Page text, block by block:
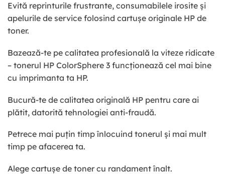
Evită reprinturile frustrante, consumabilele irosite și
apelurile de service folosind cartușe originale HP de
toner.
Bazează-te pe calitatea profesională la viteze ridicate
– tonerul HP ColorSphere 3 funcționează cel mai bine
cu imprimanta ta HP.
Bucură-te de calitatea originală HP pentru care ai
plătit, datorită tehnologiei anti-fraudă.
Petrece mai puțin timp înlocuind tonerul și mai mult
timp pe afacerea ta.
Alege cartușe de toner cu randament înalt.